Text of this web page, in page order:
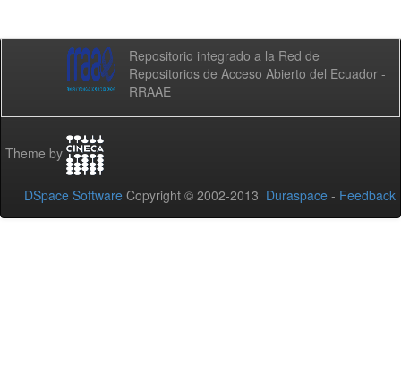
Repositorio integrado a la Red de
Repositorios de Acceso Abierto del Ecuador -
RRAAE
Theme by
DSpace Software Copyright © 2002-2013 Duraspace - Feedback